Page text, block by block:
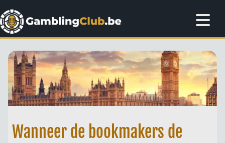
Wanneer de bookmakers de